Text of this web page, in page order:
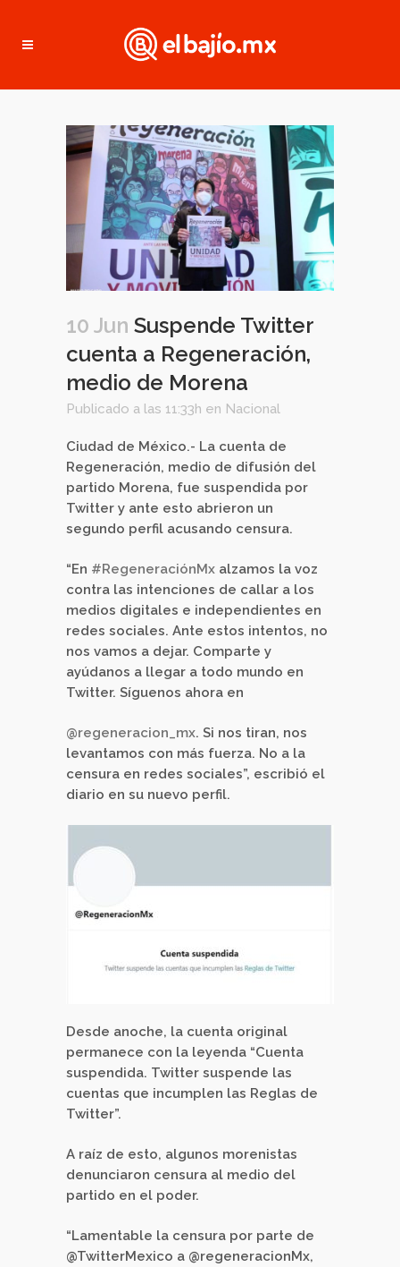
10 Jun Suspende Twitter
cuenta a Regeneración,
medio de Morena
Publicado a las 11:33h en Nacional
Ciudad de México.- La cuenta de
Regeneración, medio de difusión del
partido Morena, fue suspendida por
Twitter y ante esto abrieron un
segundo perfil acusando censura.
“En #RegeneraciónMx alzamos la voz
contra las intenciones de callar a los
medios digitales e independientes en
redes sociales. Ante estos intentos, no
nos vamos a dejar. Comparte y
ayúdanos a llegar a todo mundo en
Twitter. Síguenos ahora en
@regeneracion_mx. Si nos tiran, nos
levantamos con más fuerza. No a la
censura en redes sociales”, escribió el
diario en su nuevo perfil.
Desde anoche, la cuenta original
permanece con la leyenda “Cuenta
suspendida. Twitter suspende las
cuentas que incumplen las Reglas de
Twitter”.
A raíz de esto, algunos morenistas
denunciaron censura al medio del
partido en el poder.
“Lamentable la censura por parte de
@TwitterMexico a @regeneracionMx,